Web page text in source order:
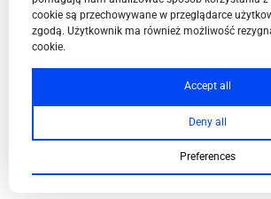
BPN-T Offer
cookie są przechowywane w przeglądarce
zgodą. Użytkownik ma również możliwość
cookie.
Accept all
Deny all
Preferences